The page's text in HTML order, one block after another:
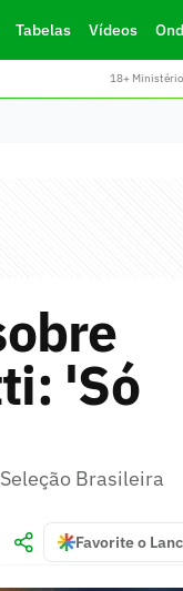
Tabelas Vídeos
18+
'Só
Brasileira
Favorite o